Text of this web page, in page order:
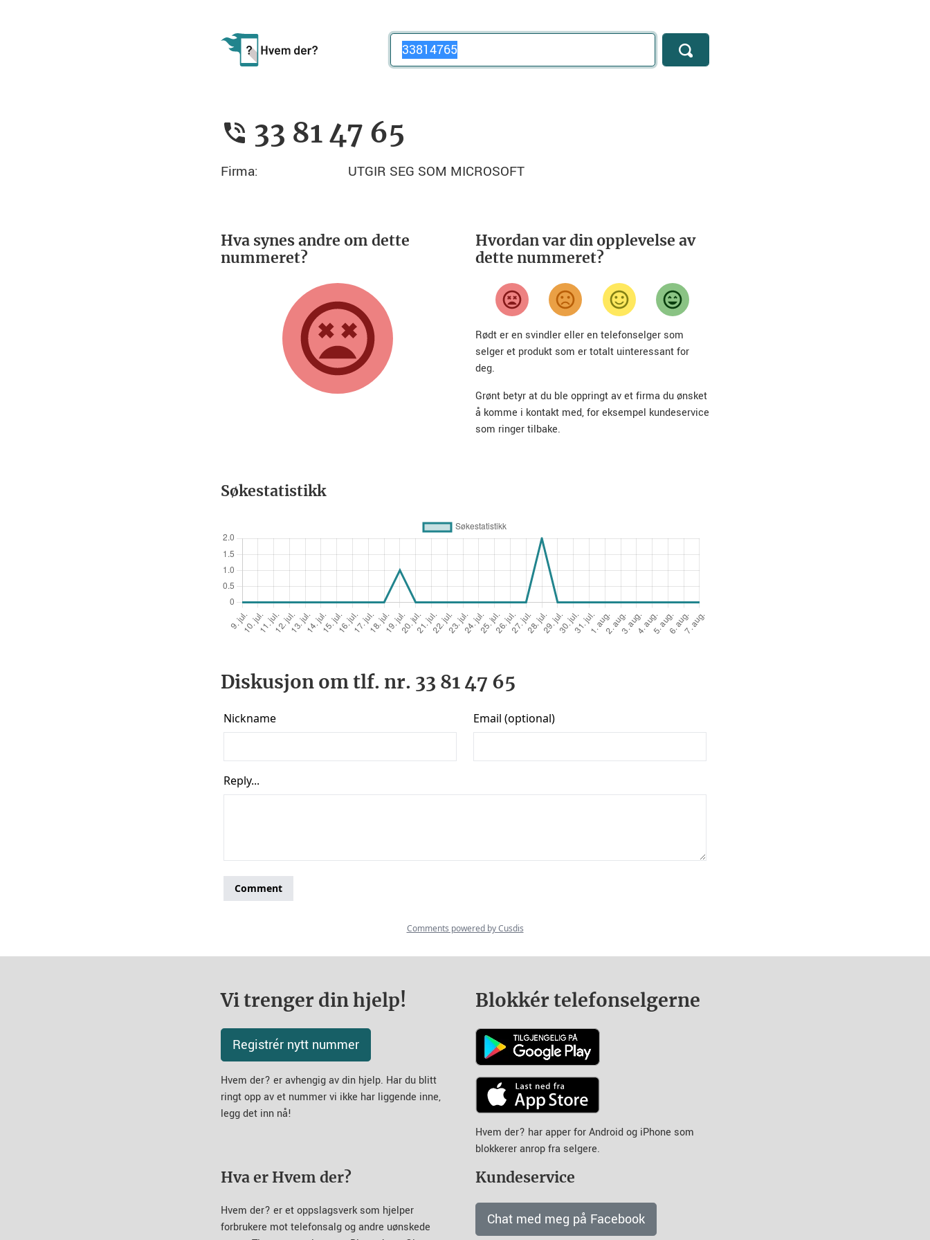
Telefonnummer
33 81 47 65
Firma: UTGIR SEG SOM MICROSOFT
Hva synes andre om dette
nummeret?
Hvordan var din opplevelse av
dette nummeret?
Rødt er en svindler eller en telefonselger som
selger et produkt som er totalt uinteressant for
deg.
Grønt betyr at du ble oppringt av et firma du ønsket
å komme i kontakt med, for eksempel kundeservice
som ringer tilbake.
Søkestatistikk
Diskusjon om tlf. nr. 33 81 47 65
Vi trenger din hjelp!
Registrér nytt nummer
Hvem der? er avhengig av din hjelp. Har du blitt
ringt opp av et nummer vi ikke har liggende inne,
legg det inn nå!
Blokkér telefonselgerne
Hvem der? har apper for Android og iPhone som
blokkerer anrop fra selgere.
Hva er Hvem der?
Hvem der? er et oppslagsverk som hjelper
forbrukere mot telefonsalg og andre uønskede
Kundeservice
Chat med meg på Facebook